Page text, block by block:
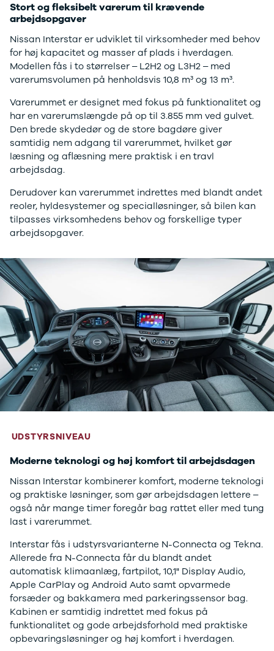
Stort og fleksibelt varerum til krævende
arbejdsopgaver
Nissan Interstar er udviklet til virksomheder med behov
for høj kapacitet og masser af plads i hverdagen.
Modellen fås i to størrelser – L2H2 og L3H2 – med
varerumsvolumen på henholdsvis 10,8 m³ og 13 m³.
Varerummet er designet med fokus på funktionalitet og
har en varerumslængde på op til 3.855 mm ved gulvet.
Den brede skydedør og de store bagdøre giver
samtidig nem adgang til varerummet, hvilket gør
læsning og aflæsning mere praktisk i en travl
arbejdsdag.
Derudover kan varerummet indrettes med blandt andet
reoler, hyldesystemer og specialløsninger, så bilen kan
tilpasses virksomhedens behov og forskellige typer
arbejdsopgaver.
UDSTYRSNIVEAU
Moderne teknologi og høj komfort til arbejdsdagen
Nissan Interstar kombinerer komfort, moderne teknologi
og praktiske løsninger, som gør arbejdsdagen lettere –
også når mange timer foregår bag rattet eller med tung
last i varerummet.
Interstar fås i udstyrsvarianterne N-Connecta og Tekna.
Allerede fra N-Connecta får du blandt andet
automatisk klimaanlæg, fartpilot, 10,1" Display Audio,
Apple CarPlay og Android Auto samt opvarmede
forsæder og bakkamera med parkeringssensor bag.
Kabinen er samtidig indrettet med fokus på
funktionalitet og gode arbejdsforhold med praktiske
opbevaringsløsninger og høj komfort i hverdagen.